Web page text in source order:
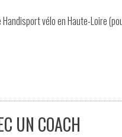
vélo en Haute-Loire
UN COACH